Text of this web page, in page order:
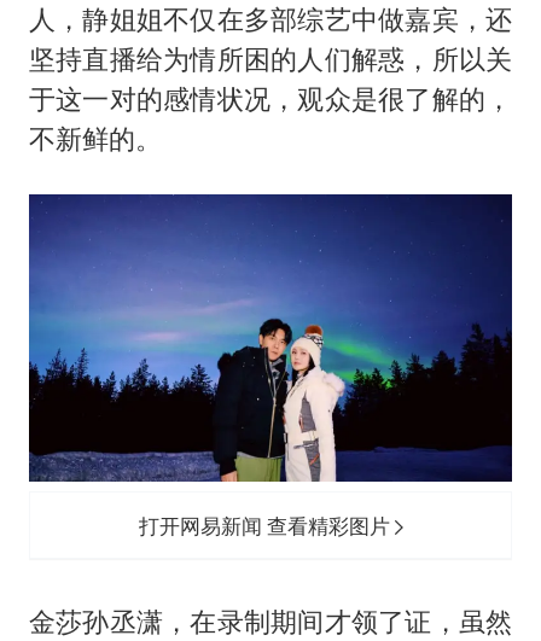
人，静姐姐不仅在多部综艺中做嘉宾，还
坚持直播给为情所困的人们解惑，所以关
于这一对的感情状况，观众是很了解的，
不新鲜的。
打开网易新闻 查看精彩图片
金莎孙丞潇，在录制期间才领了证，虽然